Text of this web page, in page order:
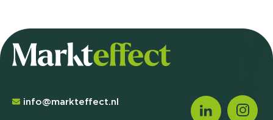
info@markteffect.nl